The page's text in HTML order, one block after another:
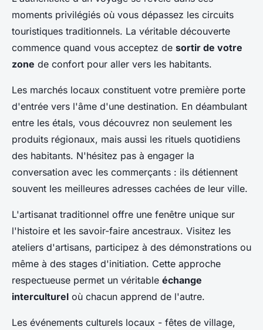
moments privilégiés où vous dépassez les circuits
touristiques traditionnels. La véritable découverte
commence quand vous acceptez de sortir de votre
zone de confort pour aller vers les habitants.
Les marchés locaux constituent votre première porte
d'entrée vers l'âme d'une destination. En déambulant
entre les étals, vous découvrez non seulement les
produits régionaux, mais aussi les rituels quotidiens
des habitants. N'hésitez pas à engager la
conversation avec les commerçants : ils détiennent
souvent les meilleures adresses cachées de leur ville.
L'artisanat traditionnel offre une fenêtre unique sur
l'histoire et les savoir-faire ancestraux. Visitez les
ateliers d'artisans, participez à des démonstrations ou
même à des stages d'initiation. Cette approche
respectueuse permet un véritable échange
interculturel où chacun apprend de l'autre.
Les événements culturels locaux - fêtes de village,